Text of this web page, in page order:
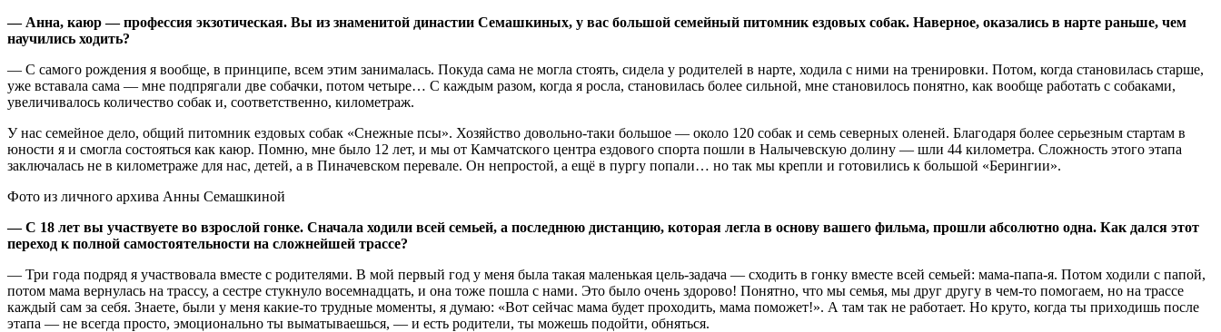
— Анна, каюр — профессия экзотическая. Вы из знаменитой династии Семашкиных, у вас большой семейный питомник ездовых собак. Наверное, оказались в нарте раньше, чем
научились ходить?
— С самого рождения я вообще, в принципе, всем этим занималась. Покуда сама не могла стоять, сидела у родителей в нарте, ходила с ними на тренировки. Потом, когда становилась старше,
уже вставала сама — мне подпрягали две собачки, потом четыре… С каждым разом, когда я росла, становилась более сильной, мне становилось понятно, как вообще работать с собаками,
увеличивалось количество собак и, соответственно, километраж.
У нас семейное дело, общий питомник ездовых собак «Снежные псы». Хозяйство довольно-таки большое — около 120 собак и семь северных оленей. Благодаря более серьезным стартам в
юности я и смогла состояться как каюр. Помню, мне было 12 лет, и мы от Камчатского центра ездового спорта пошли в Налычевскую долину — шли 44 километра. Сложность этого этапа
заключалась не в километраже для нас, детей, а в Пиначевском перевале. Он непростой, а ещё в пургу попали… но так мы крепли и готовились к большой «Берингии».
Фото из личного архива Анны Семашкиной
— С 18 лет вы участвуете во взрослой гонке. Сначала ходили всей семьей, а последнюю дистанцию, которая легла в основу вашего фильма, прошли абсолютно одна. Как дался этот
переход к полной самостоятельности на сложнейшей трассе?
— Три года подряд я участвовала вместе с родителями. В мой первый год у меня была такая маленькая цель-задача — сходить в гонку вместе всей семьей: мама-папа-я. Потом ходили с папой,
потом мама вернулась на трассу, а сестре стукнуло восемнадцать, и она тоже пошла с нами. Это было очень здорово! Понятно, что мы семья, мы друг другу в чем-то помогаем, но на трассе
каждый сам за себя. Знаете, были у меня какие-то трудные моменты, я думаю: «Вот сейчас мама будет проходить, мама поможет!». А там так не работает. Но круто, когда ты приходишь после
этапа — не всегда просто, эмоционально ты выматываешься, — и есть родители, ты можешь подойти, обняться.